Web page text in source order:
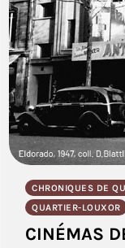
CHRONIQUES DE
QUARTIER-LOUXOR
CINÉMAS